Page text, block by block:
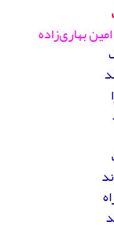
امین بهاری‌زاده